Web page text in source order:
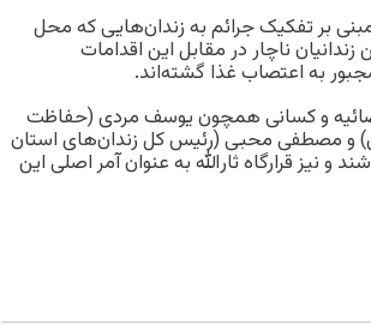
بر تفکیک جرائم به زندان‌هایی که محل
ناچار در مقابل این اقدامات
به اعتصاب غذا گشته‌اند.
قضائیه و کسانی همچون یوسف مردی (حفاظت
و مصطفی محبی (رئیس کل زندان‌های استان
نیز قرارگاه ثارالله به عنوان آمر اصلی این